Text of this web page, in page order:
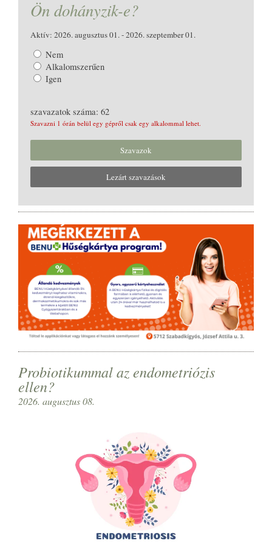
Ön dohányzik-e?
Aktív: 2026. augusztus 01. - 2026. szeptember 01.
Nem
Alkalomszerűen
Igen
szavazatok száma: 62
Szavazni 1 órán belül egy gépről csak egy alkalommal lehet.
Szavazok
Lezárt szavazások
Probiotikummal az endometriózis
ellen?
2026. augusztus 08.